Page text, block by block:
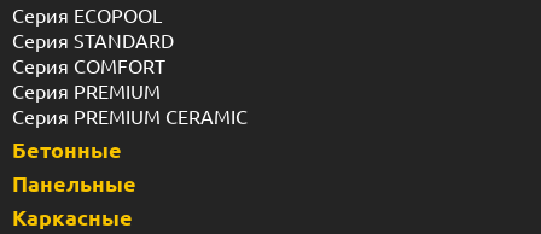
Серия ECOPOOL
Серия STANDARD
Серия COMFORT
Серия PREMIUM
Серия PREMIUM CERAMIC
Бетонные
Панельные
Каркасные